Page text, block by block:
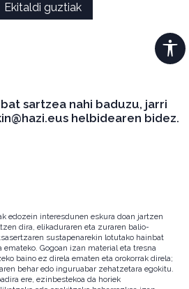
Ekitaldi guztiak
sartzea nahi baduzu, jarri
helbidearen bidez.
edozein interesdunen eskura doan jartzen
dira, elikaduraren eta zuraren balio-
sustapenarekin lotutako hainbat
Gogoan izan material eta tresna
baino ez direla ematen eta orokorrak direla;
behar edo inguruabar zehatzetara egokitu.
ere, ezinbestekoa da horiek